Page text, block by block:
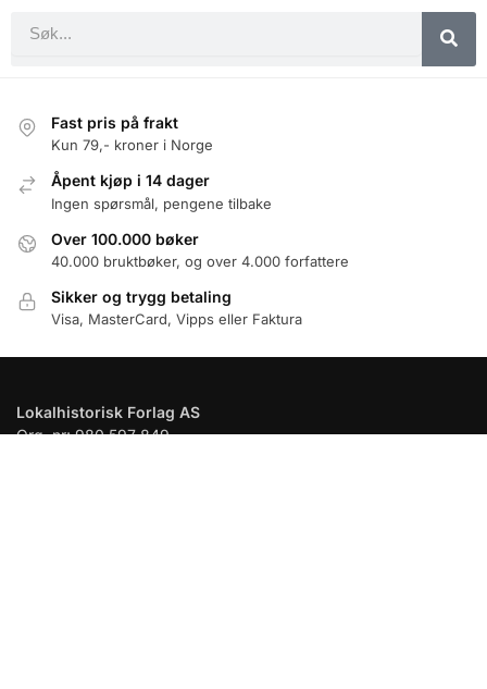
Fast pris på frakt
Kun 79,- kroner i Norge
Åpent kjøp i 14 dager
Ingen spørsmål, pengene tilbake
Over 100.000 bøker
40.000 bruktbøker, og over 4.000 forfattere
Sikker og trygg betaling
Visa, MasterCard, Vipps eller Faktura
Lokalhistorisk Forlag AS
Org. nr: 980 597 849